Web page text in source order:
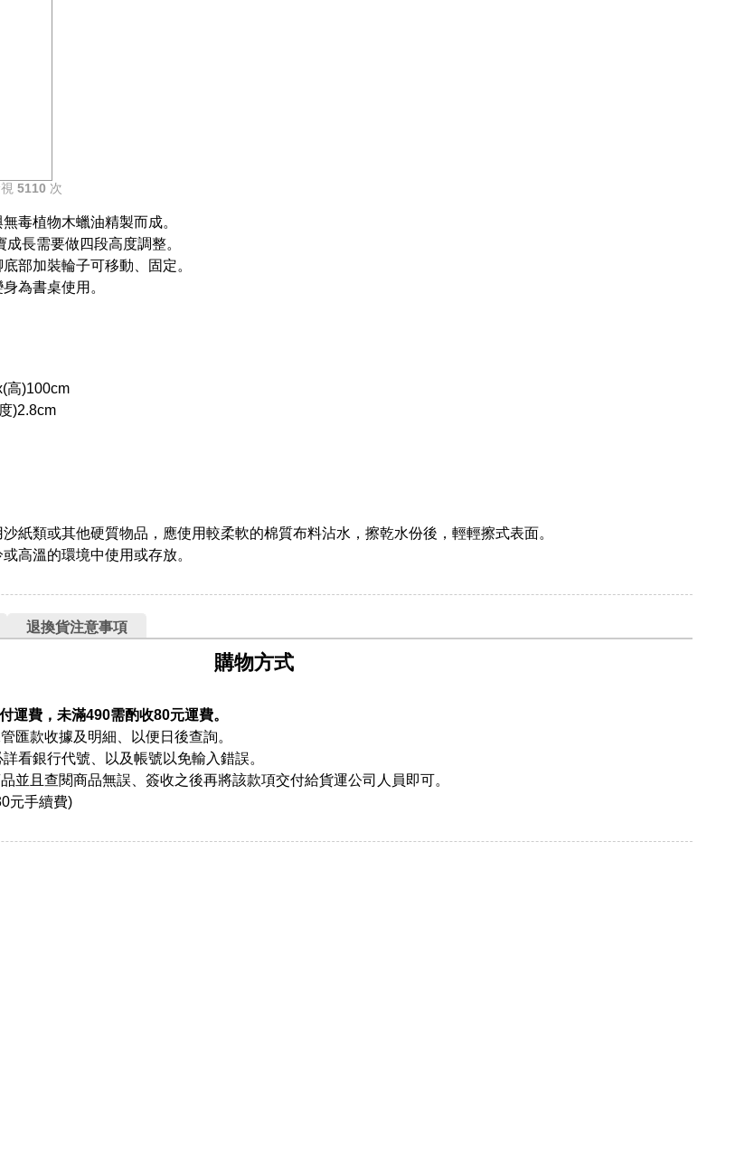
視5110 次
毒植物木蠟油精製而成。
長需要做四段高度調整。
部加裝輪子可移動、固定。
為書桌使用。
高)100cm
)2.8cm
紙類或其他硬質物品，應使用較柔軟的棉質布料沾水，擦乾水份後，輕輕擦式表面。
高溫的環境中使用或存放。
退換貨注意事項
購物方式
費，未滿490需酌收80元運費。
匯款收據及明細、以便日後查詢。
看銀行代號、以及帳號以免輸入錯誤。
並且查閱商品無誤、簽收之後再將該款項交付給貨運公司人員即可。
元手續費)